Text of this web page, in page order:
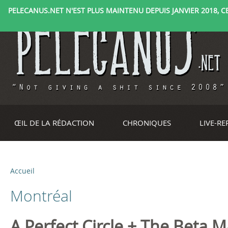
PELECANUS.NET N'EST PLUS MAINTENU DEPUIS JANVIER 2018,
ŒIL DE LA RÉDACTION CHRONIQUES LIVE-
V
o
u
Accueil
Montréal